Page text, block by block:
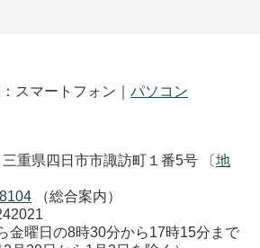
スマートフォン｜ パソコン
重県四日市市諏訪町１番5号 〔地
（総合案内）
金曜日の8時30分から17時15分まで